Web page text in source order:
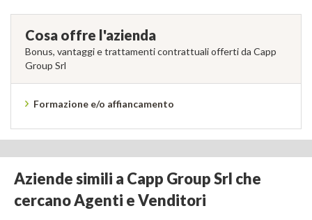
Cosa offre l'azienda
Bonus, vantaggi e trattamenti contrattuali offerti da Capp
Group Srl
Formazione e/o affiancamento
Aziende simili a Capp Group Srl che
cercano Agenti e Venditori